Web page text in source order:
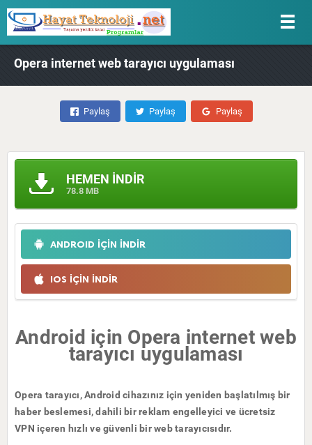
Opera internet web tarayıcı uygulaması
Paylaş Paylaş Paylaş
HEMEN İNDİR
78.8 MB
ANDROID İÇİN İNDİR
IOS İÇİN İNDİR
Android için Opera internet web
tarayıcı uygulaması
Opera tarayıcı, Android cihazınız için yeniden başlatılmış bir
haber beslemesi, dahili bir reklam engelleyici ve ücretsiz
VPN içeren hızlı ve güvenli bir web tarayıcısıdır.